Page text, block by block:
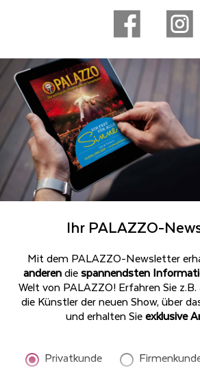
Ihr PALAZZO-
Mit dem PALAZZO-Newsletter
anderendiespannendsten
Welt von PALAZZO! Erfahren Sie z.B.
die Künstler der neuen Show, über
und erhalten Sieexklusive
Privatkunde